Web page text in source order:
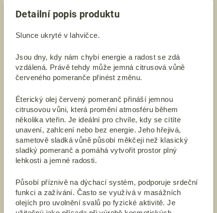
Detailní popis produktu
Slunce ukryté v lahvičce.
Jsou dny, kdy nám chybí energie a radost se zdá
vzdálená. Právě tehdy může jemná citrusová vůně
červeného pomeranče přinést změnu.
Éterický olej červený pomeranč přináší jemnou
citrusovou vůni, která promění atmosféru během
několika vteřin. Je ideální pro chvíle, kdy se cítíte
unavení, zahlcení nebo bez energie. Jeho hřejivá,
sametově sladká vůně působí měkčeji než klasický
sladký pomeranč a pomáhá vytvořit prostor plný
lehkosti a jemné radosti.
Působí příznivě na dýchací systém, podporuje srdeční
funkci a zažívání. Často se využívá v masážních
olejích pro uvolnění svalů po fyzické aktivitě. Je